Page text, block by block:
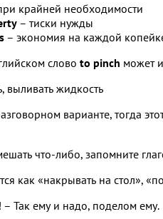
крайней необходимости
– тиски нужды
– экономия на каждой
слово to pinch может
выливать жидкость
варианте, тогда
что-либо, запомните
как «накрывать на стол»,
– Так ему и надо, поделом ему.